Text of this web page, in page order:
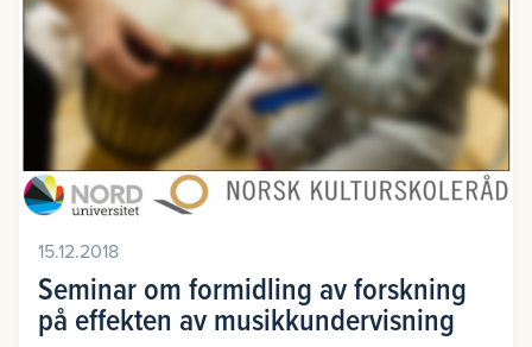
15.12.2018
Seminar om formidling av forskning
på effekten av musikkundervisning